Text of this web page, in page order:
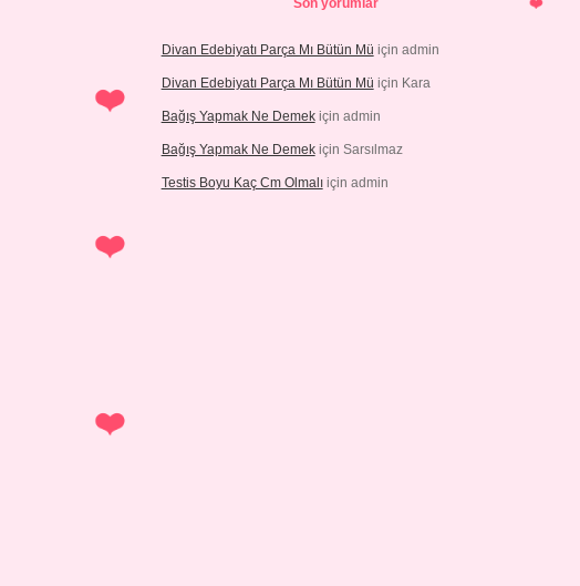
Son yorumlar
Divan Edebiyatı Parça Mı Bütün Mü için admin
Divan Edebiyatı Parça Mı Bütün Mü için Kara
Bağış Yapmak Ne Demekiçin admin
Bağış Yapmak Ne Demekiçin Sarsılmaz
Testis Boyu Kaç Cm Olmalıiçin admin